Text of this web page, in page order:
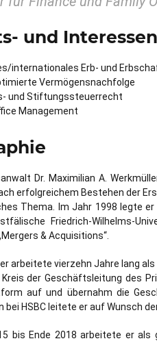
und
internationales Erb- und
Vermögensnachfolge
und Stiftungssteuerrecht
Management
Dr. Maximilian A.
erfolgreichem Bestehen der
Thema. Im Jahr 1998 legte
Friedrich-Wilhelms-
& Acquisitions“.
arbeitete vierzehn Jahre lang
der Geschäftsleitung des
auf und übernahm die
bei HSBC leitete er auf Wunsch
bis Ende 2018 arbeitete er als